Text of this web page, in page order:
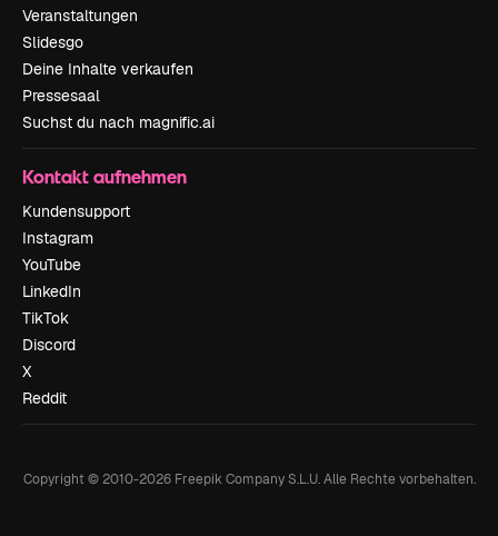
Veranstaltungen
Slidesgo
Deine Inhalte verkaufen
Pressesaal
Suchst du nach magnific.ai
Kontakt aufnehmen
Kundensupport
Instagram
YouTube
LinkedIn
TikTok
Discord
X
Reddit
Copyright © 2010-2026Freepik Company S.L.U. Alle Rechte vorbehalten.